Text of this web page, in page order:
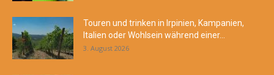
Touren und trinken in Irpinien, Kampanien,
Italien oder Wohlsein während einer...
3. August 2026